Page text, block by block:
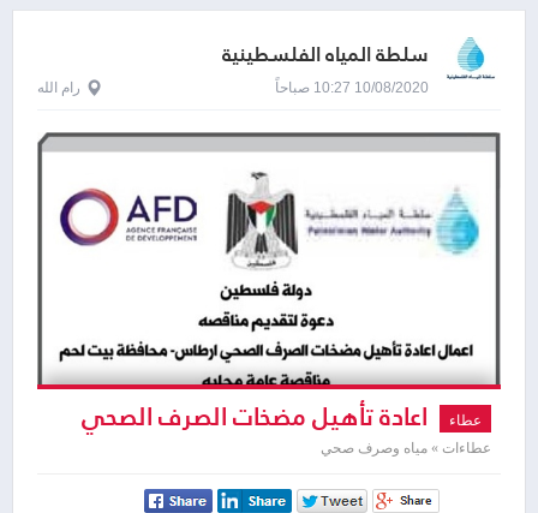
سلطة المياه الفلسطينية
10/08/2020 10:27 صباحاً رام الله
عطاء اعادة تأهيل مضخات الصرف الصحي
ارطاس
عطاءات » مياه وصرف صحي